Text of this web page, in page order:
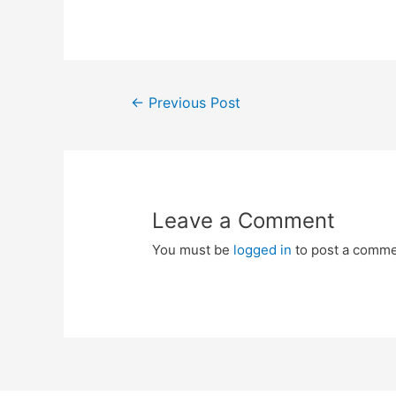
Post
← Previous Post
Leave a Comment
You must be logged in to post a